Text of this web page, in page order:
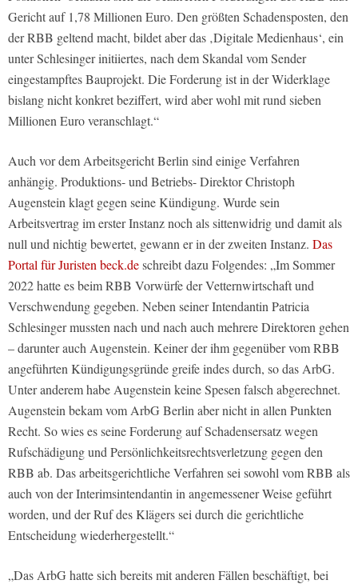
Gericht auf 1,78 Millionen Euro. Den größten Schadensposten, den
der RBB geltend macht, bildet aber das ‚Digitale Medienhaus‘, ein
unter Schlesinger initiiertes, nach dem Skandal vom Sender
eingestampftes Bauprojekt. Die Forderung ist in der Widerklage
bislang nicht konkret beziffert, wird aber wohl mit rund sieben
Millionen Euro veranschlagt.“
Auch vor dem Arbeitsgericht Berlin sind einige Verfahren
anhängig. Produktions- und Betriebs- Direktor Christoph
Augenstein klagt gegen seine Kündigung. Wurde sein
Arbeitsvertrag im erster Instanz noch als sittenwidrig und damit als
null und nichtig bewertet, gewann er in der zweiten Instanz. Das
Portal für Juristen beck.deschreibt dazu Folgendes: „Im Sommer
2022 hatte es beim RBB Vorwürfe der Vetternwirtschaft und
Verschwendung gegeben. Neben seiner Intendantin Patricia
Schlesinger mussten nach und nach auch mehrere Direktoren gehen
– darunter auch Augenstein. Keiner der ihm gegenüber vom RBB
angeführten Kündigungsgründe greife indes durch, so das ArbG.
Unter anderem habe Augenstein keine Spesen falsch abgerechnet.
Augenstein bekam vom ArbG Berlin aber nicht in allen Punkten
Recht. So wies es seine Forderung auf Schadensersatz wegen
Rufschädigung und Persönlichkeitsrechtsverletzung gegen den
RBB ab. Das arbeitsgerichtliche Verfahren sei sowohl vom RBB als
auch von der Interimsintendantin in angemessener Weise geführt
worden, und der Ruf des Klägers sei durch die gerichtliche
Entscheidung wiederhergestellt.“
„Das ArbG hatte sich bereits mit anderen Fällen beschäftigt, bei